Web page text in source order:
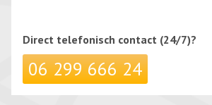
Direct telefonisch contact (24/7)?
06 299 666 24